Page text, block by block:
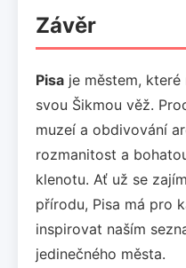
Závěr
Pisa je městem,
svou Šikmou věž.
muzeí a obdivování
rozmanitost a
klenotu. Ať už se
přírodu, Pisa má pro
inspirovat naším
jedinečného města.